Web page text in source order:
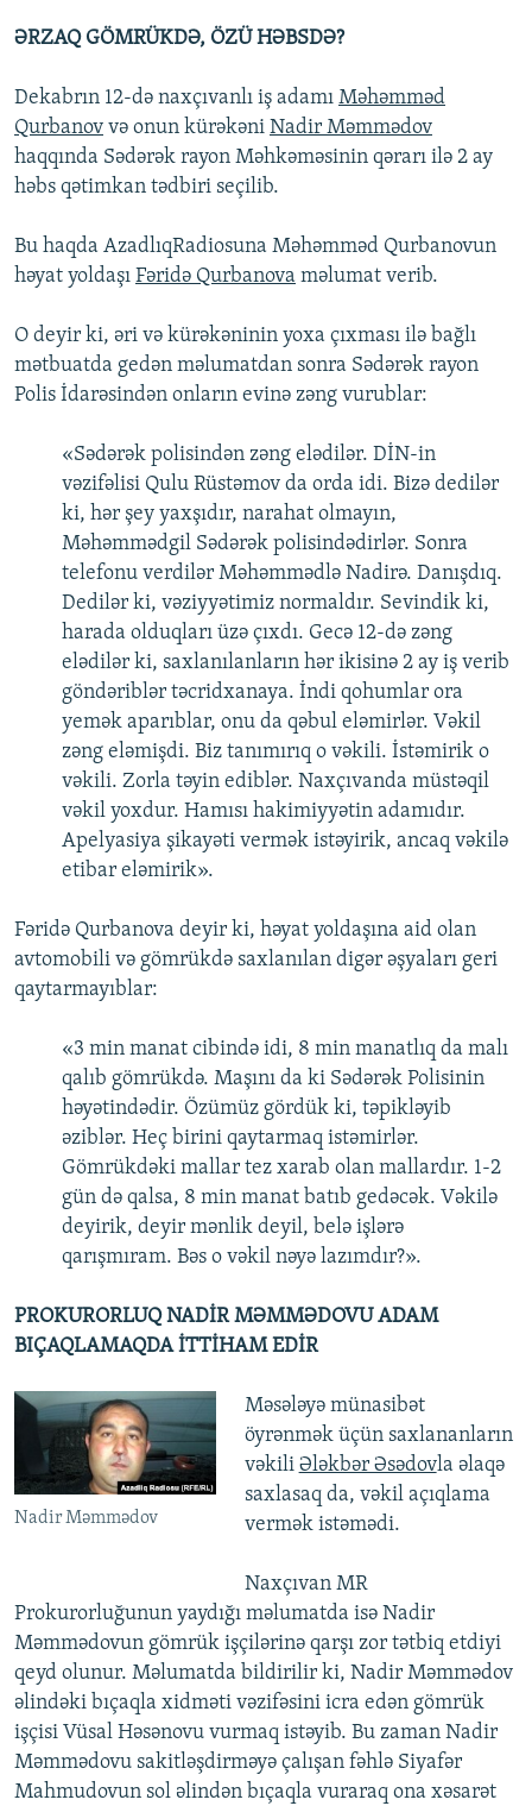
ƏRZAQ GÖMRÜKDƏ, ÖZÜ HƏBSDƏ?
Dekabrın 12-də naxçıvanlı iş adamı Məhəmməd
Qurbanov və onun kürəkəni Nadir Məmmədov
haqqında Sədərək rayon Məhkəməsinin qərarı ilə 2 ay
həbs qətimkan tədbiri seçilib.
Bu haqda AzadlıqRadiosuna Məhəmməd Qurbanovun
həyat yoldaşı Fəridə Qurbanova məlumat verib.
O deyir ki, əri və kürəkəninin yoxa çıxması ilə bağlı
mətbuatda gedən məlumatdan sonra Sədərək rayon
Polis İdarəsindən onların evinə zəng vurublar:
«Sədərək polisindən zəng elədilər. DİN-in
vəzifəlisi Qulu Rüstəmov da orda idi. Bizə dedilər
ki, hər şey yaxşıdır, narahat olmayın,
Məhəmmədgil Sədərək polisindədirlər. Sonra
telefonu verdilər Məhəmmədlə Nadirə. Danışdıq.
Dedilər ki, vəziyyətimiz normaldır. Sevindik ki,
harada olduqları üzə çıxdı. Gecə 12-də zəng
elədilər ki, saxlanılanların hər ikisinə 2 ay iş verib
göndəriblər təcridxanaya. İndi qohumlar ora
yemək aparıblar, onu da qəbul eləmirlər. Vəkil
zəng eləmişdi. Biz tanımırıq o vəkili. İstəmirik o
vəkili. Zorla təyin ediblər. Naxçıvanda müstəqil
vəkil yoxdur. Hamısı hakimiyyətin adamıdır.
Apelyasiya şikayəti vermək istəyirik, ancaq vəkilə
etibar eləmirik».
Fəridə Qurbanova deyir ki, həyat yoldaşına aid olan
avtomobili və gömrükdə saxlanılan digər əşyaları geri
qaytarmayıblar:
«3 min manat cibində idi, 8 min manatlıq da malı
qalıb gömrükdə. Maşını da ki Sədərək Polisinin
həyətindədir. Özümüz gördük ki, təpikləyib
əziblər. Heç birini qaytarmaq istəmirlər.
Gömrükdəki mallar tez xarab olan mallardır. 1-2
gün də qalsa, 8 min manat batıb gedəcək. Vəkilə
deyirik, deyir mənlik deyil, belə işlərə
qarışmıram. Bəs o vəkil nəyə lazımdır?».
PROKURORLUQ NADİR MƏMMƏDOVU ADAM
BIÇAQLAMAQDA İTTİHAM EDİR
Nadir Məmmədov
Məsələyə münasibət
öyrənmək üçün saxlananların
vəkili Ələkbər Əsədovla əlaqə
saxlasaq da, vəkil açıqlama
vermək istəmədi.
Naxçıvan MR
Prokurorluğunun yaydığı məlumatda isə Nadir
Məmmədovun gömrük işçilərinə qarşı zor tətbiq etdiyi
qeyd olunur. Məlumatda bildirilir ki, Nadir Məmmədov
əlindəki bıçaqla xidməti vəzifəsini icra edən gömrük
işçisi Vüsal Həsənovu vurmaq istəyib. Bu zaman Nadir
Məmmədovu sakitləşdirməyə çalışan fəhlə Siyafər
Mahmudovun sol əlindən bıçaqla vuraraq ona xəsarət